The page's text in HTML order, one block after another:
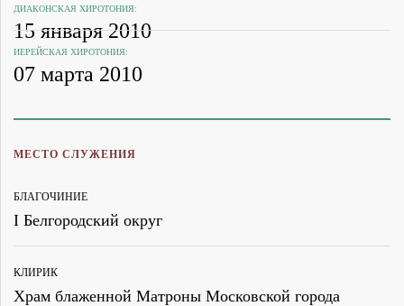
ДИАКОНСКАЯ ХИРОТОНИЯ:
15 января 2010
ИЕРЕЙСКАЯ ХИРОТОНИЯ:
07 марта 2010
МЕСТО СЛУЖЕНИЯ
БЛАГОЧИНИЕ
I Белгородский округ
КЛИРИК
Храм блаженной Матроны Московской города